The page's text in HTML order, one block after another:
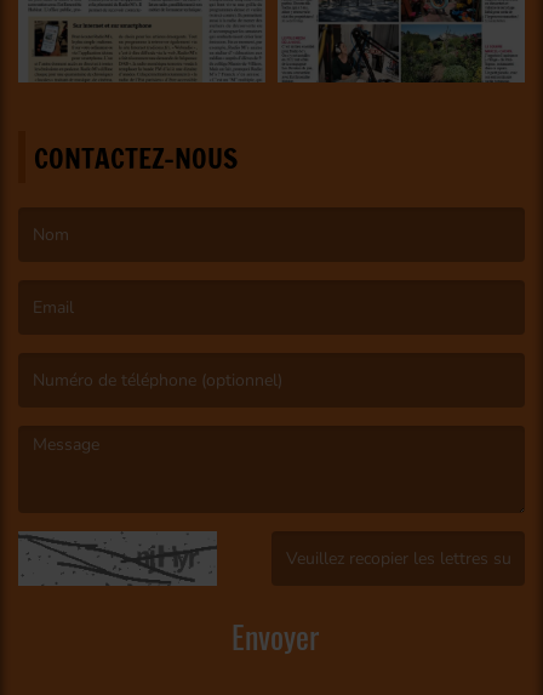
CONTACTEZ-NOUS
Envoyer